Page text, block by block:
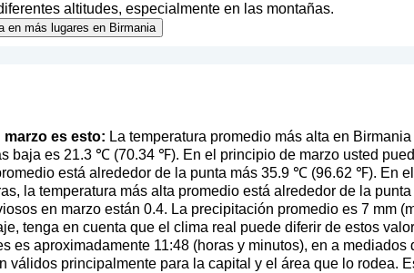
altitudes, especialmente en las montañas.
en más lugares en Birmania
marzo es esto: La temperatura promedio más alta en
baja es 21.3 ℃ (70.34 ℉). En el principio de marzo usted
está alrededor de la punta más 35.9 ℃ (96.62 ℉). En
la temperatura más alta promedio está alrededor de la
en marzo están 0.4. La precipitación promedio es 7 mm (
tenga en cuenta que el clima real puede diferir de estos
es aproximadamente 11:48 (horas y minutos), en a mediados
válidos principalmente para la capital y el área que lo rodea.